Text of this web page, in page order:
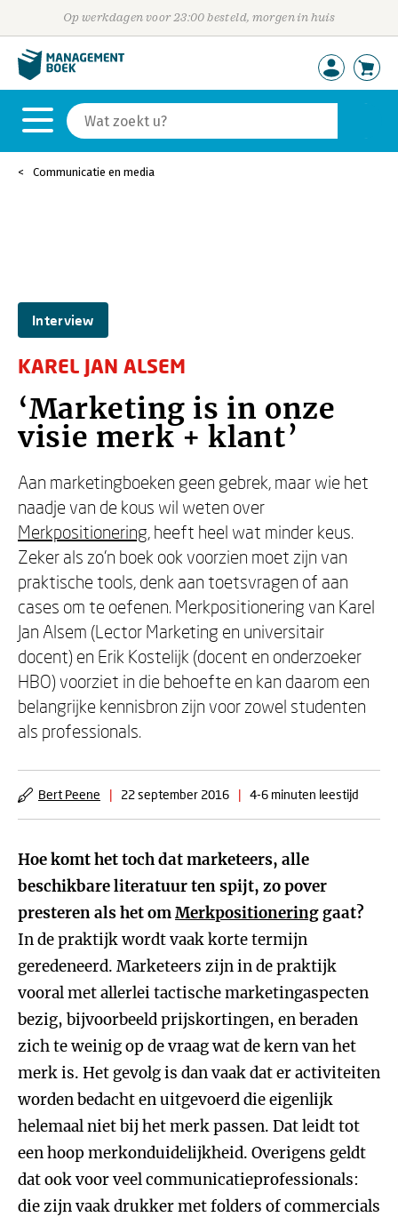
Op werkdagen voor 23:00 besteld, morgen in huis
Communicatie en media
Interview
KAREL JAN ALSEM
‘Marketing is in onze
visie merk + klant’
Aan marketingboeken geen gebrek, maar wie het
naadje van de kous wil weten over
Merkpositionering, heeft heel wat minder keus.
Zeker als zo’n boek ook voorzien moet zijn van
praktische tools, denk aan toetsvragen of aan
cases om te oefenen. Merkpositionering van Karel
Jan Alsem (Lector Marketing en universitair
docent) en Erik Kostelijk (docent en onderzoeker
HBO) voorziet in die behoefte en kan daarom een
belangrijke kennisbron zijn voor zowel studenten
als professionals.
Bert Peene | 22 september 2016 | 4-6 minuten leestijd
Hoe komt het toch dat marketeers, alle
beschikbare literatuur ten spijt, zo pover
presteren als het omMerkpositioneringgaat?
In de praktijk wordt vaak korte termijn
geredeneerd. Marketeers zijn in de praktijk
vooral met allerlei tactische marketingaspecten
bezig, bijvoorbeeld prijskortingen, en beraden
zich te weinig op de vraag wat de kern van het
merk is. Het gevolg is dan vaak dat er activiteiten
worden bedacht en uitgevoerd die eigenlijk
helemaal niet bij het merk passen. Dat leidt tot
een hoop merkonduidelijkheid. Overigens geldt
dat ook voor veel communicatieprofessionals:
die zijn vaak drukker met folders of commercials